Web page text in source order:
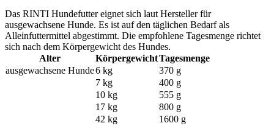
Das RINTI Hundefutter eignet sich laut Hersteller für
ausgewachsene Hunde. Es ist auf den täglichen Bedarf als
Alleinfuttermittel abgestimmt. Die empfohlene Tagesmenge richtet
sich nach dem Körpergewicht des Hundes.
Alter
KörpergewichtTagesmenge
ausgewachsene Hunde6 kg
370 g
7 kg
400 g
10 kg
555 g
17 kg
800 g
42 kg
1600 g